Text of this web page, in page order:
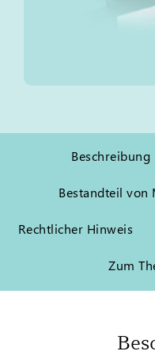
Beschreibung
Bestandteil von
Rechtlicher Hinweis
Zum